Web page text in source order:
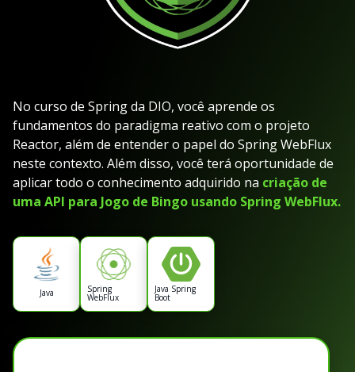
No curso de Spring da DIO, você aprende os
fundamentos do paradigma reativo com o projeto
Reactor, além de entender o papel do Spring WebFlux
neste contexto. Além disso, você terá oportunidade de
aplicar todo o conhecimento adquirido na criação de
uma API para Jogo de Bingo usando Spring WebFlux.
Java Spring
WebFlux
Java Spring
Boot